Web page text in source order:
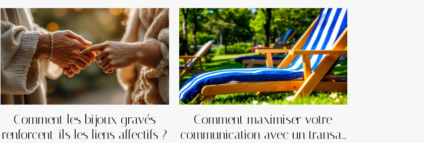
Comment les bijoux gravés
renforcent-ils les liens affectifs ?
Comment maximiser votre
communication avec un transat